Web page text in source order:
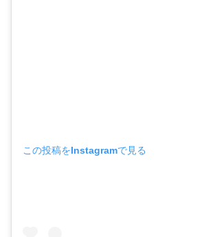
この投稿をInstagramで見る